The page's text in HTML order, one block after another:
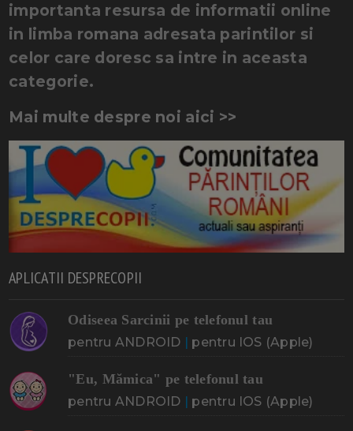
importanta resursa de informatii online
in limba romana adresata parintilor si
celor care doresc sa intre in aceasta
categorie.
Mai multe despre noi aici >>
APLICATII DESPRECOPII
Odiseea Sarcinii pe telefonul tau
pentru ANDROID | pentru IOS (Apple)
"Eu, Mămica" pe telefonul tau
pentru ANDROID | pentru IOS (Apple)